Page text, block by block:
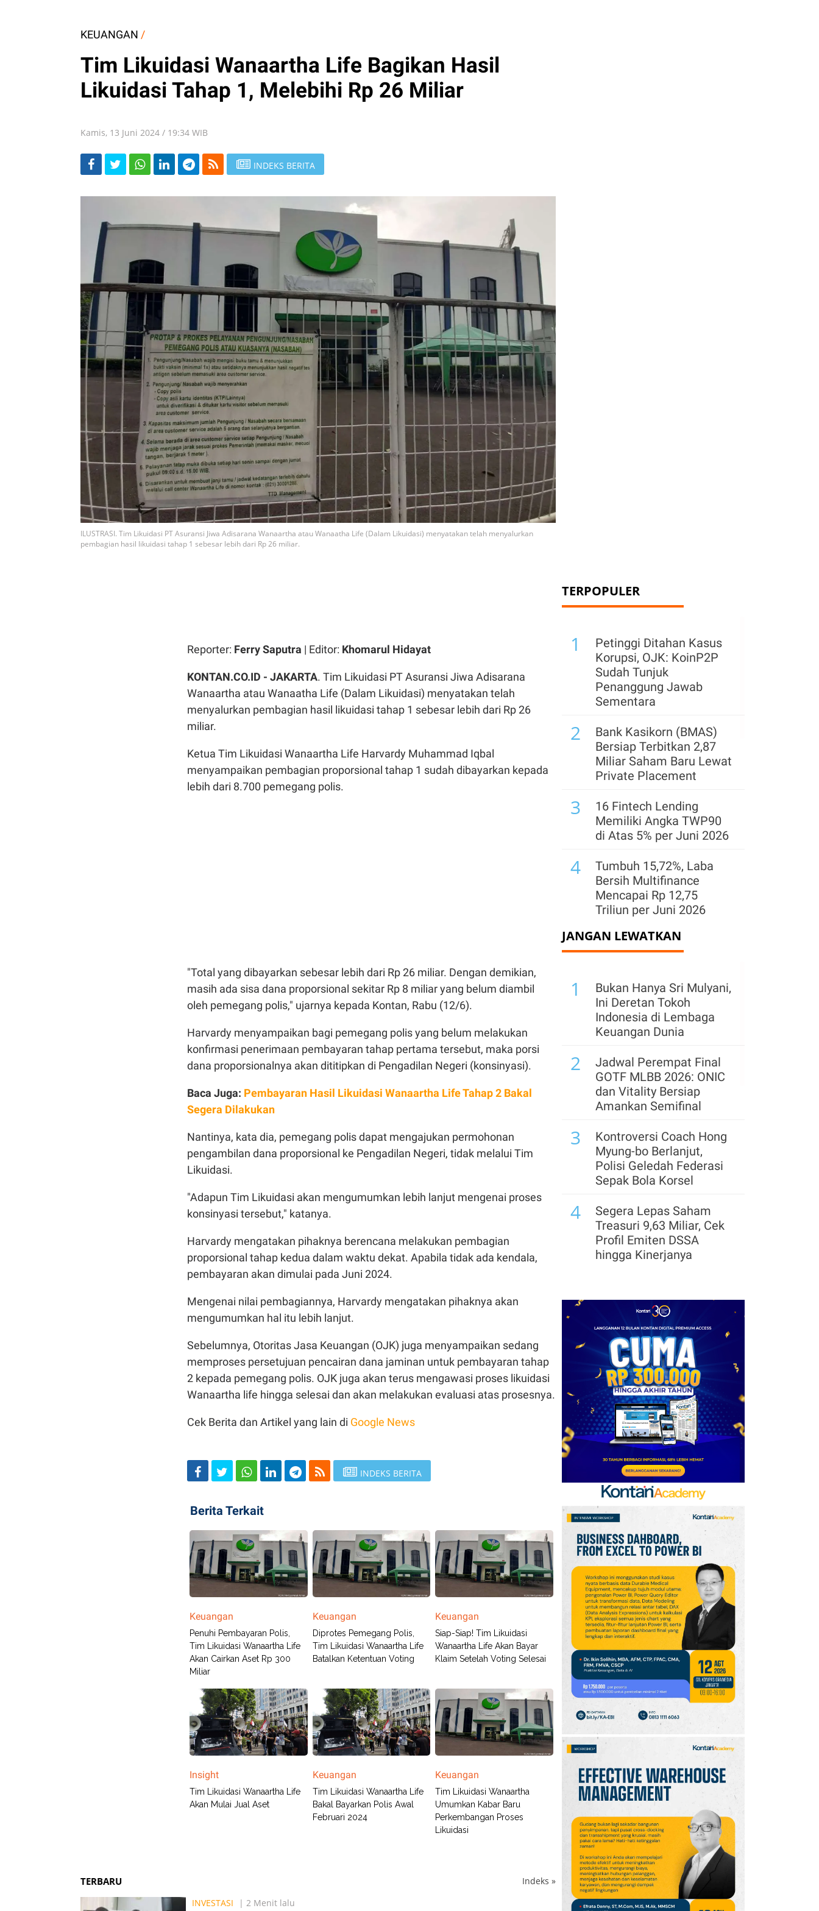
KEUANGAN /
Tim Likuidasi Wanaartha Life Bagikan Hasil
Likuidasi Tahap 1, Melebihi Rp 26 Miliar
Kamis, 13 Juni 2024 / 19:34 WIB
INDEKS BERITA
ILUSTRASI. Tim Likuidasi PT Asuransi Jiwa Adisarana Wanaartha atau Wanaatha Life (Dalam Likuidasi) menyatakan telah menyalurkan
pembagian hasil likuidasi tahap 1 sebesar lebih dari Rp 26 miliar.
Reporter: Ferry Saputra | Editor: Khomarul Hidayat
KONTAN.CO.ID - JAKARTA. Tim Likuidasi PT Asuransi Jiwa Adisarana
Wanaartha atau Wanaatha Life (Dalam Likuidasi) menyatakan telah
menyalurkan pembagian hasil likuidasi tahap 1 sebesar lebih dari Rp 26
miliar.
Ketua Tim Likuidasi Wanaartha Life Harvardy Muhammad Iqbal
menyampaikan pembagian proporsional tahap 1 sudah dibayarkan kepada
lebih dari 8.700 pemegang polis.
"Total yang dibayarkan sebesar lebih dari Rp 26 miliar. Dengan demikian,
masih ada sisa dana proporsional sekitar Rp 8 miliar yang belum diambil
oleh pemegang polis," ujarnya kepada Kontan, Rabu (12/6).
Harvardy menyampaikan bagi pemegang polis yang belum melakukan
konfirmasi penerimaan pembayaran tahap pertama tersebut, maka porsi
dana proporsionalnya akan dititipkan di Pengadilan Negeri (konsinyasi).
Baca Juga: Pembayaran Hasil Likuidasi Wanaartha Life Tahap 2 Bakal
Segera Dilakukan
Nantinya, kata dia, pemegang polis dapat mengajukan permohonan
pengambilan dana proporsional ke Pengadilan Negeri, tidak melalui Tim
Likuidasi.
"Adapun Tim Likuidasi akan mengumumkan lebih lanjut mengenai proses
konsinyasi tersebut," katanya.
Harvardy mengatakan pihaknya berencana melakukan pembagian
proporsional tahap kedua dalam waktu dekat. Apabila tidak ada kendala,
pembayaran akan dimulai pada Juni 2024.
Mengenai nilai pembagiannya, Harvardy mengatakan pihaknya akan
mengumumkan hal itu lebih lanjut.
Sebelumnya, Otoritas Jasa Keuangan (OJK) juga menyampaikan sedang
memproses persetujuan pencairan dana jaminan untuk pembayaran tahap
2 kepada pemegang polis. OJK juga akan terus mengawasi proses likuidasi
Wanaartha life hingga selesai dan akan melakukan evaluasi atas prosesnya.
Cek Berita dan Artikel yang lain di Google News
INDEKS BERITA
Berita Terkait
Keuangan
Penuhi Pembayaran Polis,
Tim Likuidasi Wanaartha Life
Akan Cairkan Aset Rp 300
Miliar
Keuangan
Diprotes Pemegang Polis,
Tim Likuidasi Wanaartha Life
Batalkan Ketentuan Voting
Keuangan
Siap-Siap! Tim Likuidasi
Wanaartha Life Akan Bayar
Klaim Setelah Voting Selesai
Insight
Tim Likuidasi Wanaartha Life
Akan Mulai Jual Aset
Keuangan
Tim Likuidasi Wanaartha Life
Bakal Bayarkan Polis Awal
Februari 2024
Keuangan
Tim Likuidasi Wanaartha
Umumkan Kabar Baru
Perkembangan Proses
Likuidasi
TERBARU Indeks »
INVESTASI
| 2 Menit lalu
TERPOPULER
1
Petinggi Ditahan Kasus
Korupsi, OJK: KoinP2P
Sudah Tunjuk
Penanggung Jawab
Sementara
2
Bank Kasikorn (BMAS)
Bersiap Terbitkan 2,87
Miliar Saham Baru Lewat
Private Placement
3
16 Fintech Lending
Memiliki Angka TWP90
di Atas 5% per Juni 2026
4
Tumbuh 15,72%, Laba
Bersih Multifinance
Mencapai Rp 12,75
Triliun per Juni 2026
5
Laba Fintech Lending
Capai Rp 1,15 Triliun per
6
Per Juli 2026, Sebanyak
3,6 Juta Pengguna Bank
Jago Terhubung ke
Ekosistem Investasi
7
AAUI: Prospek Asuransi
Energi Masih Sangat
Besar, Didorong
Energi
Pengguna Mobile
Banking BSI Tembus 10
Muda dan Milenial
Simpanan Nasabah
Jumbo BCA Tumbuh 15%
pada Semester I-2026
10 Tren Bisnis Bullion
Positif, OJK: Total
Kelolaan Ekosistem
Emas Melebihi 150 Ton
Emas
JANGAN LEWATKAN
1
Bukan Hanya Sri Mulyani,
Ini Deretan Tokoh
Indonesia di Lembaga
Keuangan Dunia
2
Jadwal Perempat Final
GOTF MLBB 2026: ONIC
dan Vitality Bersiap
Amankan Semifinal
3
Kontroversi Coach Hong
Myung-bo Berlanjut,
Polisi Geledah Federasi
Sepak Bola Korsel
4
Segera Lepas Saham
Treasuri 9,63 Miliar, Cek
Profil Emiten DSSA
hingga Kinerjanya
Kerja Sama dengan
Emirates hingga 2033, Ini
Detail Kemitraannya
Cek Kode Redeem EA FC
Mobile Update 7 Agustus
2026: Klaim Ribuan
Gems Gratis!
7
FIFA Akhirnya Cairkan
Hadiah Timnas Yordania
yang Tertunda 8 Bulan
Promo Alfamart Murah
Banget 7–13 Agustus
2026, Sunlight hingga
Bebelac Diskon
9
Klasemen Grup A Piala
AFF 2026: Ini Skenario
Indonesia Lolos ke
Semifinal
10 Promo JSM Superindo
7–9 Agustus 2026,
Minyak Goreng Rp37.900
hingga Buah Diskon 50%